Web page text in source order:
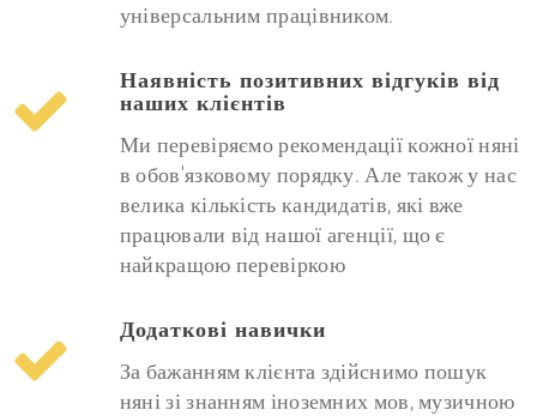
універсальним працівником.
Наявність позитивних відгуків від
наших клієнтів
Ми перевіряємо рекомендації кожної няні
в обов'язковому порядку. Але також у нас
велика кількість кандидатів, які вже
працювали від нашої агенції, що є
найкращою перевіркою
Додаткові навички
За бажанням клієнта здійснимо пошук
няні зі знанням іноземних мов, музичною